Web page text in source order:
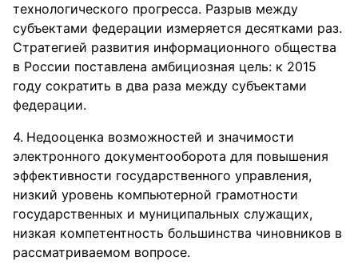
технологического прогресса. Разрыв между
субъектами федерации измеряется десятками раз.
Стратегией развития информационного общества
в России поставлена амбициозная цель: к 2015
году сократить в два раза между субъектами
федерации.
Недооценка возможностей и значимости
электронного документооборота для повышения
эффективности государственного управления,
низкий уровень компьютерной грамотности
государственных и муниципальных служащих,
низкая компетентность большинства чиновников в
рассматриваемом вопросе.